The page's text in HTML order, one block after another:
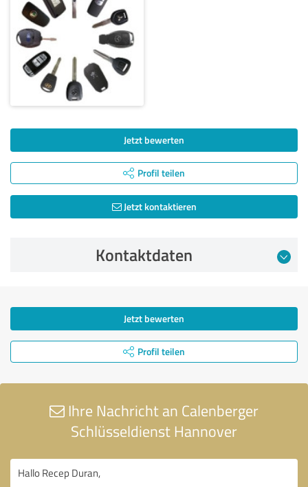
Jetzt bewerten
Profil teilen
Jetzt kontaktieren
Kontaktdaten
Jetzt bewerten
Profil teilen
Ihre Nachricht an Calenberger
Schlüsseldienst Hannover